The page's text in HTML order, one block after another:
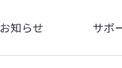
お知らせ
全体
サポ